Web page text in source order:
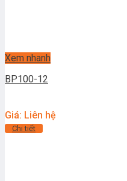
Xem nhanh
BP100-12
Giá: Liên hệ
Chi tiết